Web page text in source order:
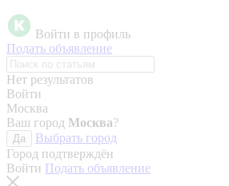
Войти в профиль
Подать объявление
Нет результатов
Войти
Москва
Ваш город Москва?
Да
Выбрать город
Город подтверждён
Войти Подать объявление